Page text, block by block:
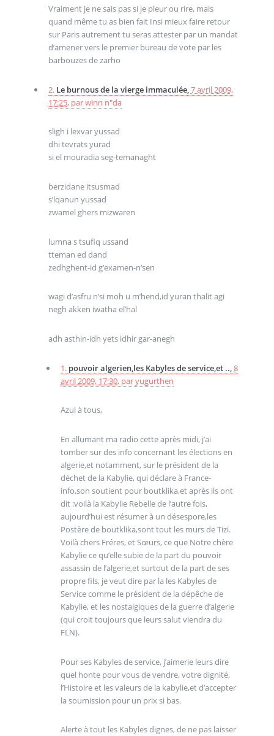
Vraiment je ne sais pas si je pleur ou rire, mais
quand même tu as bien fait Insi mieux faire retour
sur Paris autrement tu seras attester par un mandat
d’amener vers le premier bureau de vote par les
barbouzes de zarho
2. Le burnous de la vierge immaculée,7 avril 2009,
17:25, parwinn n"da
sligh i lexvar yussad
dhi tevrats yurad
si el mouradia seg-temanaght
berzidane itsusmad
s’lqanun yussad
zwamel ghers mizwaren
lumna s tsufiq ussand
tteman ed dand
zedhghent-id g’examen-n’sen
wagi d’asfru n’si moh u m’hend,id yuran thalit agi
negh akken iwatha el’hal
adh asthin-idh yets idhir gar-anegh
1. pouvoir algerien,les Kabyles de service,et ..,8
avril 2009, 17:30, paryugurthen
Azul à tous,
En allumant ma radio cette après midi, j’ai
tomber sur des info concernant les élections en
algerie,et notamment, sur le président de la
déchet de la Kabylie, qui déclare à France-
info,son soutient pour boutklika,et après ils ont
dit :voilà la Kabylie Rebelle de l’autre fois,
aujourd’hui est résumer à un désespore,les
Postère de boutklika,sont tout les murs de Tizi.
Voilà chers Fréres, et Sœurs, ce que Notre chère
Kabylie ce qu’elle subie de la part du pouvoir
assassin de l’algerie,et surtout de la part de ses
propre fils, je veut dire par la les Kabyles de
Service comme le président de la dépêche de
Kabylie, et les nostalgiques de la guerre d’algerie
(qui croit toujours que leurs salut viendra du
FLN).
Pour ses Kabyles de service, j’aimerie leurs dire
quel honte pour vous de vendre, votre dignité,
l’Histoire et les valeurs de la kabylie,et d’accepter
la soumission pour un prix si bas.
Alerte à tout les Kabyles dignes, de ne pas laisser